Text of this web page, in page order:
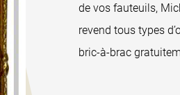
de vos fauteuils,
revend tous types
bric-à-brac